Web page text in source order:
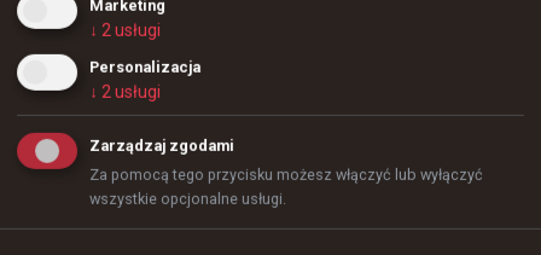
+ 8
# gentlemates TombStone 12 godzin temu
GentleMates pożegnało swój hiszpański skład CS-a
Marketing
↓ 2usługi
Personalizacja
↓ 2usługi
Zarządzaj zgodami
Za pomocą tego przycisku możesz włączyć lub wyłączyć
wszystkie opcjonalne usługi.